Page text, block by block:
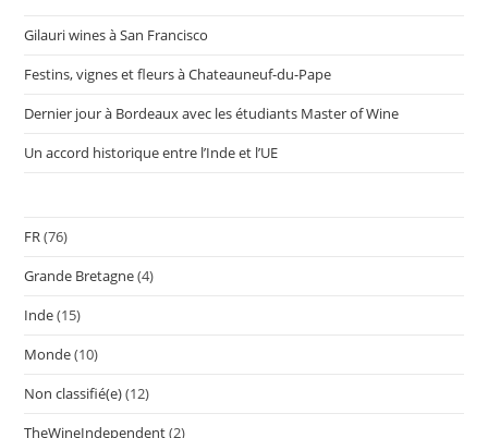
Gilauri wines à San Francisco
Festins, vignes et fleurs à Chateauneuf-du-Pape
Dernier jour à Bordeaux avec les étudiants Master of Wine
Un accord historique entre l’Inde et l’UE
FR(76)
Grande Bretagne(4)
Inde(15)
Monde(10)
Non classifié(e)(12)
TheWineIndependent(2)